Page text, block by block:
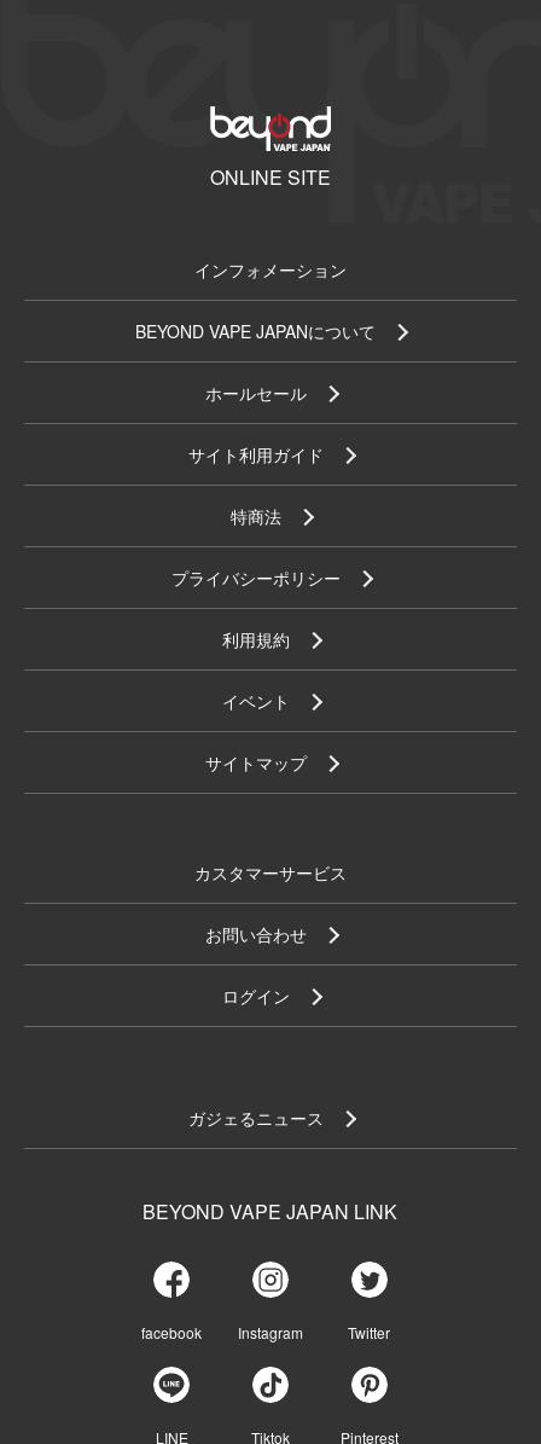
ONLINE SITE
インフォメーション
BEYOND VAPE JAPANについて
ホールセール
サイト利用ガイド
特商法
プライバシーポリシー
利用規約
イベント
サイトマップ
カスタマーサービス
お問い合わせ
ログイン
ガジェるニュース
BEYOND VAPE JAPAN LINK
facebook Instagram Twitter
LINE Tiktok Pinterest